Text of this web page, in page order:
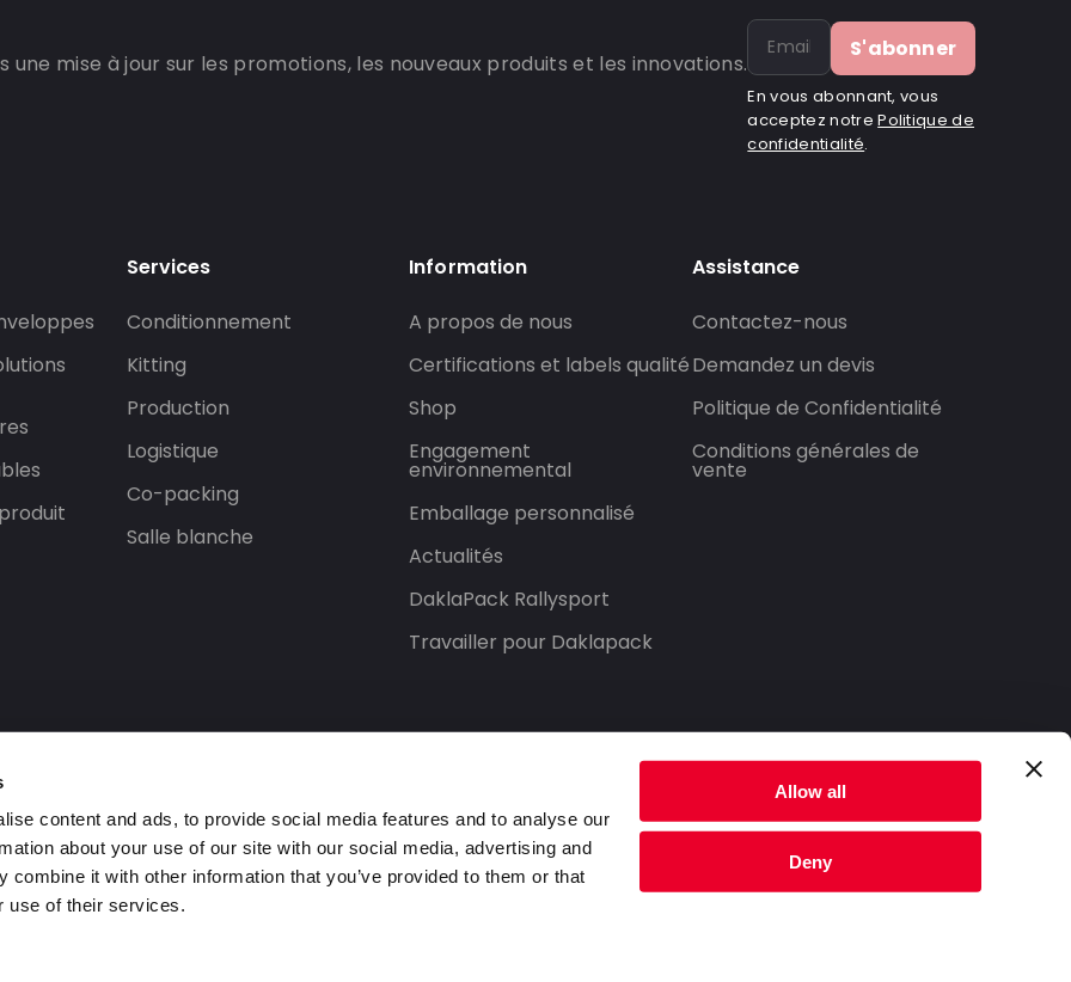
content and ads, to provide social media features and to analyse our
about your use of our site with our social media, advertising and
combine it with other information that you’ve provided to them or that
use of their services.
Allow all
Deny
une mise à jour sur les promotions, les nouveaux produits et les innovations.
S'abonner
En vous abonnant, vous
acceptez notrePolitique de
confidentialité.
Services
Conditionnement
Kitting
Production
Logistique
Co-packing
Salle blanche
Information
A propos de nous
Certifications et labels qualité
Shop
Engagement
environnemental
Emballage personnalisé
Actualités
DaklaPack Rallysport
Travailler pour Daklapack
Assistance
Contactez-nous
Demandez un devis
Politique de Confidentialité
Conditions générales de
vente